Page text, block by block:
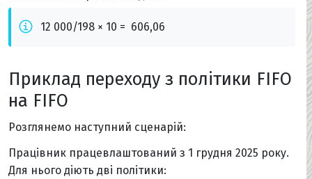
12 000/198 × 10 = 606,06
Приклад переходу з політики FIFO
на FIFO
Розглянемо наступний сценарій:
Працівник працевлаштований з 1 грудня 2025 року.
Для нього діють дві політики: